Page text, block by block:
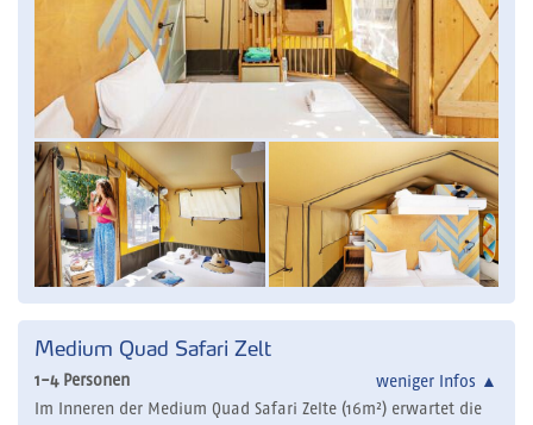
Medium Quad Safari Zelt
1-4 Personen weniger Infos ▲
Im Inneren der Medium Quad Safari Zelte (16m²) erwartet die